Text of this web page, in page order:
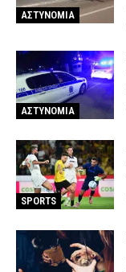
ΑΣΤΥΝΟΜΙΑ
ΑΣΤΥΝΟΜΙΑ
SPORTS